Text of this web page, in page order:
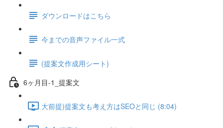
ダウンロードはこちら
今までの音声ファイル一式
(提案文作成用シート)
6ヶ月目-1_提案文
大前提)提案文も考え方はSEOと同じ (8:04)